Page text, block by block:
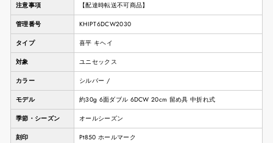
注意事項 【配達時転送不可商品】
管理番号 KHIPT6DCW2030
タイプ 喜平 キヘイ
対象 ユニセックス
カラー シルバー /
モデル 約30g 6面ダブル 6DCW 20cm 留め具 中折れ式
季節・シーズン オールシーズン
刻印 Pt850 ホールマーク